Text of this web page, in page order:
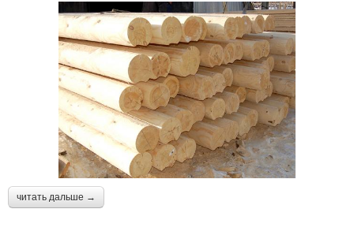
читать дальше →